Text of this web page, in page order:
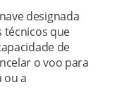
designada
técnicos que
de
o voo para
ou a